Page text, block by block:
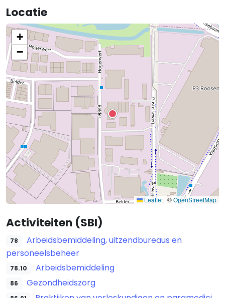
Locatie
+
−
Leaflet | ©OpenStreetMap
Activiteiten (SBI)
78
Arbeidsbemiddeling, uitzendbureaus en
personeelsbeheer
78.10 Arbeidsbemiddeling
86 Gezondheidszorg